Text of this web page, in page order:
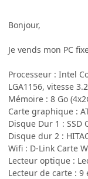
Bonjour,
Je vends mon PC
Processeur : Intel
LGA1156, vitesse
Mémoire : 8 Go
Carte graphique :
Disque Dur 1 : SSD
Disque dur 2 :
Wifi : D-Link Carte
Lecteur optique :
Lecteur de carte : 9